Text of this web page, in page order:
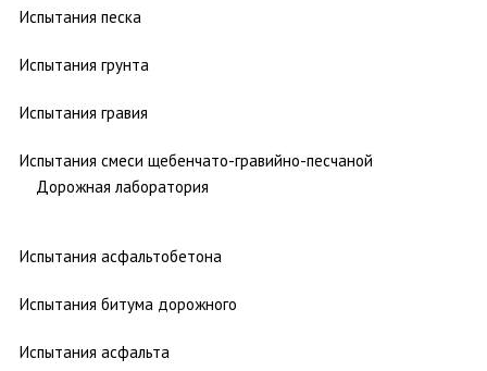
Испытания песка
Испытания грунта
Испытания гравия
Испытания смеси щебенчато-гравийно-песчаной
Дорожная лаборатория
Испытания асфальтобетона
Испытания битума дорожного
Испытания асфальта